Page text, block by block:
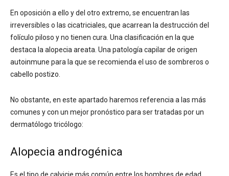
En oposición a ello y del otro extremo, se encuentran las
irreversibles o las cicatriciales, que acarrean la destrucción del
folículo piloso y no tienen cura. Una clasificación en la que
destaca la alopecia areata. Una patología capilar de origen
autoinmune para la que se recomienda el uso de sombreros o
cabello postizo.
No obstante, en este apartado haremos referencia a las más
comunes y con un mejor pronóstico para ser tratadas por un
dermatólogo tricólogo:
Alopecia androgénica